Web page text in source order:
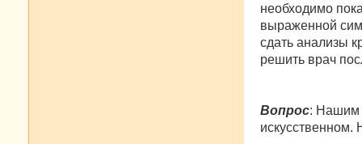
необходимо
выраженной
сдать анализы
решить врач
Вопрос: Нашим
искусственном.